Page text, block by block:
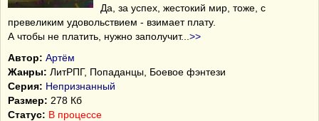
Да, за успех, жестокий мир, тоже, с
превеликим удовольствием - взимает плату.
А чтобы не платить, нужно заполучит... >>
Автор: Артём
Жанры: ЛитРПГ, Попаданцы, Боевое фэнтези
Серия: Непризнанный
Размер: 278 Кб
Статус: В процессе